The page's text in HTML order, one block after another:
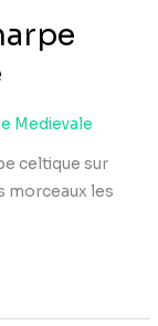
Medievale
celtique sur
morceaux les